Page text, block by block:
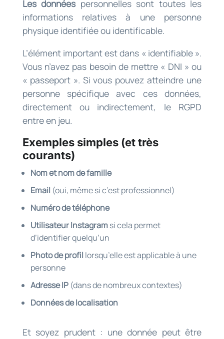
Les donnéespersonnelles sont toutes les
informations relatives à une personne
physique identifiée ou identificable.
L’élément important est dans « identifiable ».
Vous n’avez pas besoin de mettre « DNI » ou
« passeport ». Si vous pouvez atteindre une
personne spécifique avec ces données,
directement ou indirectement, le RGPD
entre en jeu.
Exemples simples (et très
courants)
Nom et nom de famille
Email (oui, même si c’est professionnel)
Numéro de téléphone
Utilisateur Instagramsi cela permet
d’identifier quelqu’un
Photo de profil lorsqu’elle est applicable à une
personne
Adresse IP(dans de nombreux contextes)
Données de localisation
Et soyez prudent : une donnée peut être